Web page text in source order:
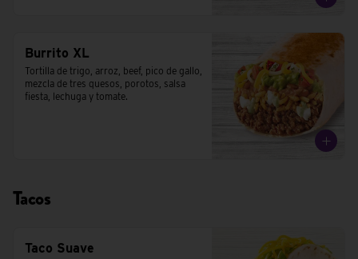
Burrito XL
Tortilla de trigo, arroz, beef, pico de gallo,
mezcla de tres quesos, porotos, salsa
fiesta, lechuga y tomate.
Tacos
Taco Suave